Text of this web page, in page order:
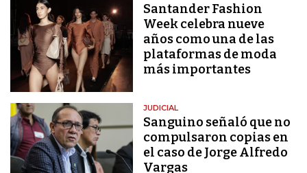
Santander Fashion
Week celebra nueve
años como una de las
plataformas de moda
más importantes
JUDICIAL
Sanguino señaló que no
compulsaron copias en
el caso de Jorge Alfredo
Vargas